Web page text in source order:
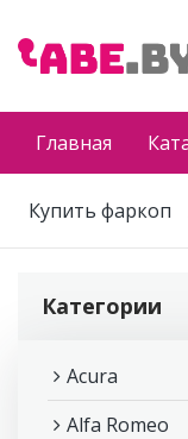
Главная
Купить фаркоп
Категории
Acura
Alfa Romeo